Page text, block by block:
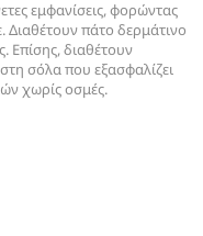
εμφανίσεις, φορώντας
Διαθέτουν πάτο δερμάτινο
Επίσης, διαθέτουν
σόλα που εξασφαλίζει
χωρίς οσμές.